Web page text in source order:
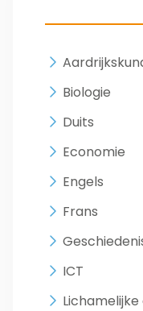
Biologie
Duits
Economie
Engels
Frans
ICT